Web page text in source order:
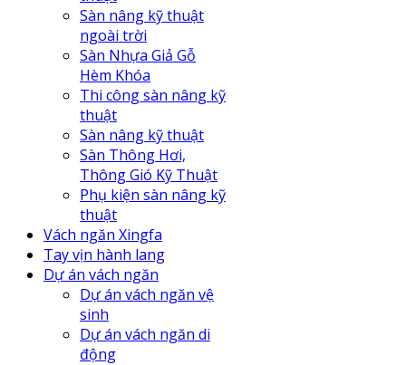
Sàn nâng kỹ thuật
ngoài trời
Sàn Nhựa Giả Gỗ
Hèm Khóa
Thi công sàn nâng kỹ
thuật
Sàn nâng kỹ thuật
Sàn Thông Hơi,
Thông Gió Kỹ Thuật
Phụ kiện sàn nâng kỹ
thuật
Vách ngăn Xingfa
Tay vịn hành lang
Dự án vách ngăn
Dự án vách ngăn vệ
sinh
Dự án vách ngăn di
động